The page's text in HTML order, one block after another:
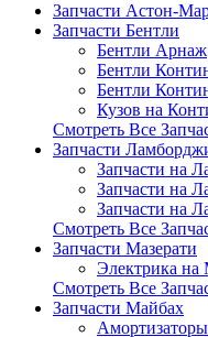
Запчасти Астон-
Запчасти Бентли
Бентли Арнаж
Бентли
Бентли
Кузов на
Смотреть Все
Запчасти
Запчасти на
Запчасти на
Запчасти на
Смотреть Все
Запчасти Мазерати
Электрика на
Смотреть Все
Запчасти Майбах